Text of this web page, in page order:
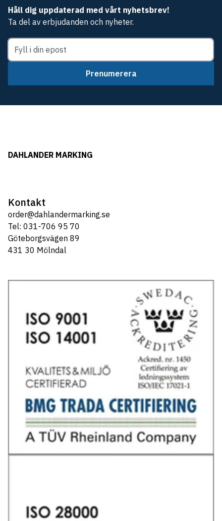
Håll dig uppdaterad med vårt nyhetsbrev!
Ta del av erbjudanden och nyheter.
Prenumerera
DAHLANDER MARKING
Kontakt
order@dahlandermarking.se
Tel: 031-706 95 70
Göteborgsvägen 89
431 30 Mölndal